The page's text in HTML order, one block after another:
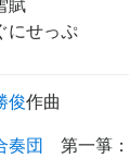
にせっぷ
俊作曲
奏団
第一箏 ：